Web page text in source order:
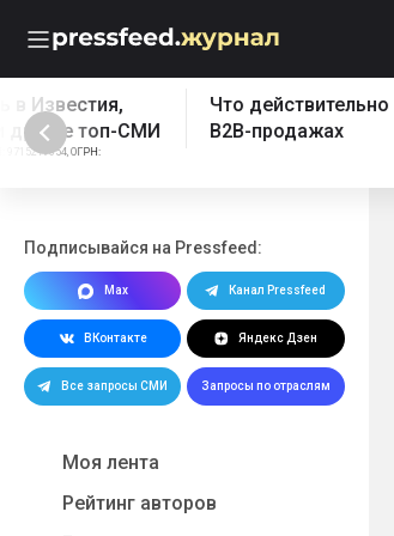
Что действительно работает в
B2B-продажах
Подписывайся на Pressfeed:
Max Канал Pressfeed
ВКонтакте Яндекс Дзен
Все запросы СМИ Запросы по отраслям
Моя лента
Рейтинг авторов